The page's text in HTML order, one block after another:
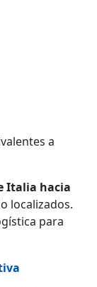
a
Italia hacia
localizados.
para